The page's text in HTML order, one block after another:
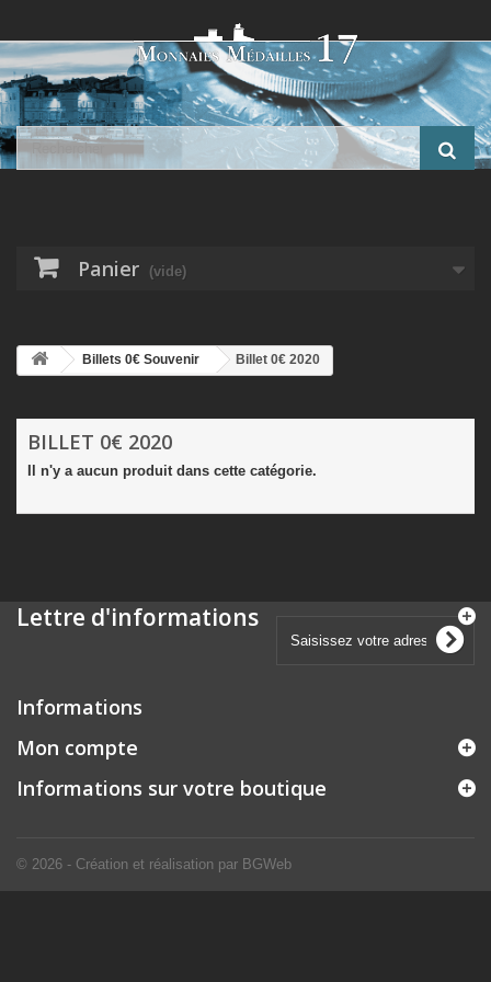
Panier (vide)
Billets 0€ Souvenir Billet 0€ 2020
BILLET 0€ 2020
Il n'y a aucun produit dans cette catégorie.
Lettre d'informations
Informations
© 2026 - Création et réalisation par BGWeb
Mon compte
Informations sur votre boutique